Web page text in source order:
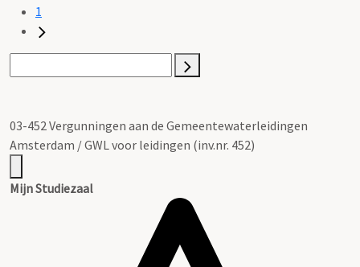
1
03-452 Vergunningen aan de Gemeentewaterleidingen
Amsterdam / GWL voor leidingen (inv.nr. 452)
Mijn Studiezaal